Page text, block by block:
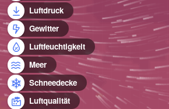
Luftdruck
Gewitter
Luftfeuchtigkeit
Meer
Schneedecke
Luftqualität